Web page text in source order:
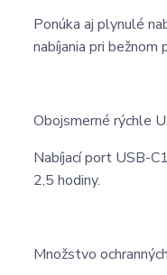
Ponúka aj plynulé
nabíjania pri
Obojsmerné rýchle
Nabíjací port USB-
2,5 hodiny.
Množstvo